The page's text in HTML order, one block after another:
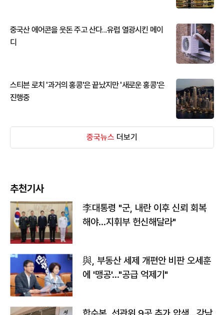
중국산 에어콘을 웃돈 주고 산다...유럽 열광시킨 메이
디
스티븐 로치 '과거의 홍콩'은 끝났지만 '새로운 홍콩'은
진행중
중국뉴스 더보기
추천기사
李대통령 "군, 내란 이후 신뢰 회복
해야…지휘부 헌신해달라"
與, 부동산 세제 개편안 비판 오세훈
에 '맹공'…"공급 억제기"